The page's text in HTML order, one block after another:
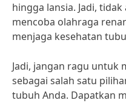
hingga lansia. Jadi,
mencoba olahraga
menjaga kesehatan
Jadi, jangan ragu untuk
sebagai salah satu
tubuh Anda. Dapatkan